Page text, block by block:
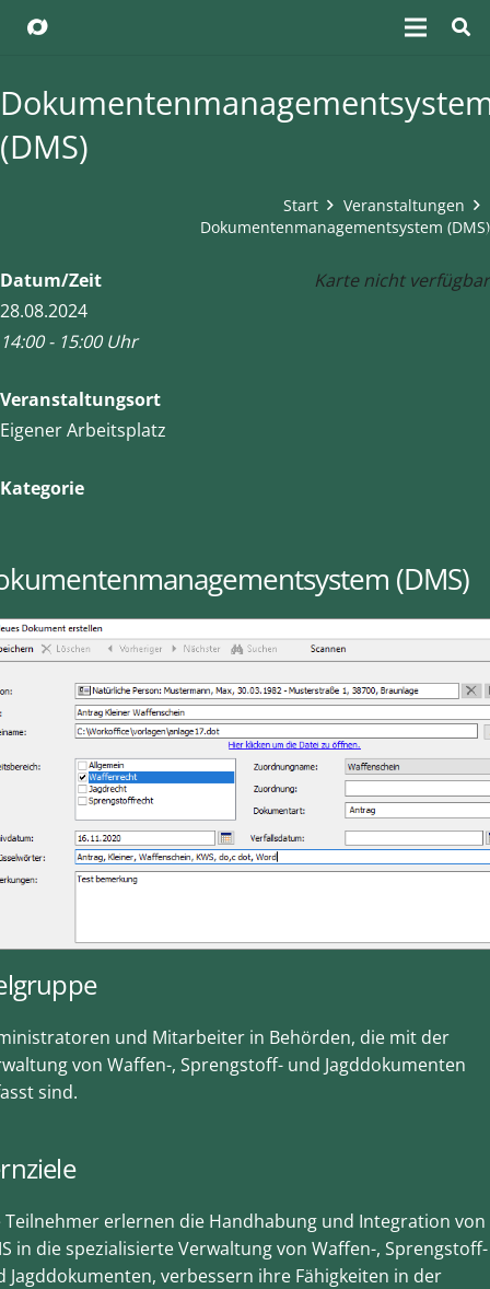
(DMS)
Start
Veranstaltungen
Dokumentenmanagementsystem (DMS)
Karte nicht verfügbar
Datum/Zeit
28.08.2024
14:00 - 15:00 Uhr
Veranstaltungsort
Eigener Arbeitsplatz
Kategorie
(DMS)
und Mitarbeiter in Behörden, die mit der
von Waffen-, Sprengstoff- und Jagddokumenten
sind.
Teilnehmer erlernen die Handhabung und Integration von
in die spezialisierte Verwaltung von Waffen-, Sprengstoff-
Jagddokumenten, verbessern ihre Fähigkeiten in der